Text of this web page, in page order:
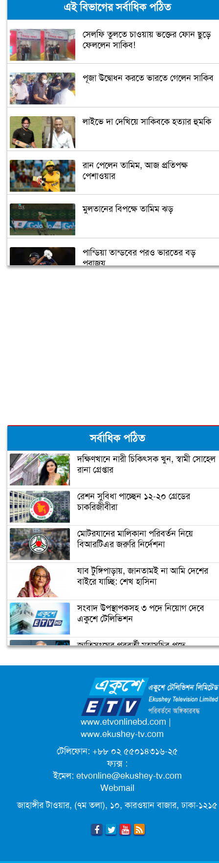
এই বিভাগের সর্বাধিক পঠিত
সেলফি তুলতে চাওয়ায় ভক্তের ফোন ছুড়ে
ফেললেন সাকিব!
পূজা উদ্বোধন করতে ভারতে গেলেন সাকিব
লাইভে দা দেখিয়ে সাকিবকে হত্যার হুমকি
রান পেলেন তামিম, আজ প্রতিপক্ষ
পেশাওয়ার
মুলতানের বিপক্ষে তামিম ঝড়
পান্ডিয়া তান্ডবের পরও ভারতের বড়
পরাজয়
‘আপনি ক্রিকেটার, হিন্দুদের ধর্মগুরু নন’
মাশরাফির ক্যারিয়ার শেষ!
ফিটনেসে সাকিবের সফলতার রহস্য ফাঁস
অবশেষে ক্ষমা প্রার্থনা করলেন সাকিব
টেস্ট ক্রিকেটে দু’দশক : কুঁড়ির বৃন্তবন্দী
সর্বাধিক পঠিত
দক্ষিণখানে নারী চিকিৎসক খুন, স্বামী সোহেল
রানা গ্রেপ্তার
রেশন সুবিধা পাচ্ছেন ১২-২০ গ্রেডের
চাকরিজীবীরা
মোটরযানের মালিকানা পরিবর্তন নিয়ে
বিআরটিএর জরুরি নির্দেশনা
যাব টুঙ্গিপাড়ায়, জানতামই না আমি দেশের
বাইরে যাচ্ছি: শেখ হাসিনা
সংবাদ উপস্থাপকসহ ৩ পদে নিয়োগ দেবে
একুশে টেলিভিশন
জাতিসংঘের পরবর্তী মহাসচিব পদে
ক্যাম্পাস অ্যাম্বাসেডর নিয়োগ দিচ্ছে একুশে
টেলিভিশন
পদোন্নতি পেয়ে সচিব হলেন ২ কর্মকর্তা
লিগ্যাল এইডের মাধ্যমে সন্তান ফিরে পেল
সেই কিশোরী মা জুঁই
জেট ফুয়েলের দাম কমলো লিটারে ১৯ টাকা
মূল্যস্ফীতি কমে জুনে ৯ দশমিক ১৬ শতাংশ
www.etvonlinebd.com |
www.ekushey-tv.com
টেলিফোন: +৮৮ ০২ ৫৫০১৪৩১৬-২৫
ফ্যক্স :
ইমেল: etvonline@ekushey-tv.com
Webmail
জাহাঙ্গীর টাওয়ার, (৭ম তলা), ১০, কারওয়ান বাজার, ঢাকা-১২১৫